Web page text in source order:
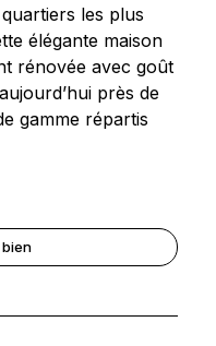
les plus
élégante maison
rénovée avec goût
près de
gamme répartis